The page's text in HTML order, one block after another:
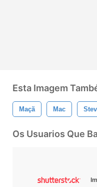
Esta Imagem
Maçã Mac
Os Usuarios Que